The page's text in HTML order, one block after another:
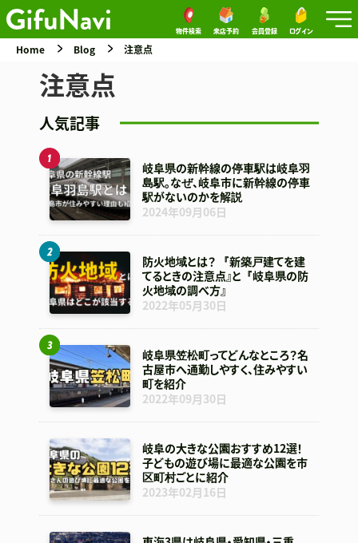
物件検索 来店予約 会員登録 ログイン
Home Blog 注意点
注意点
人気記事
岐阜県の新幹線の停車駅は岐阜羽
島駅。なぜ、岐阜市に新幹線の停車
駅がないのかを解説
2024年09月06日
防火地域とは？ 『新築戸建てを建
てるときの注意点』と『岐阜県の防
火地域の調べ方』
2022年05月30日
岐阜県笠松町ってどんなところ？名
古屋市へ通勤しやすく、住みやすい
町を紹介
2022年09月30日
岐阜の大きな公園おすすめ12選！
子どもの遊び場に最適な公園を市
区町村ごとに紹介
2023年02月16日